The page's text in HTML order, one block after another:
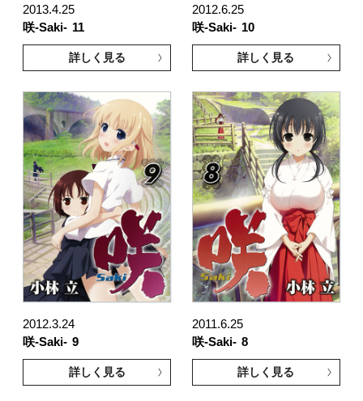
2013.4.25
咲-Saki- 11
詳しく見る
2012.6.25
咲-Saki- 10
詳しく見る
2012.3.24
咲-Saki- 9
詳しく見る
2011.6.25
咲-Saki- 8
詳しく見る